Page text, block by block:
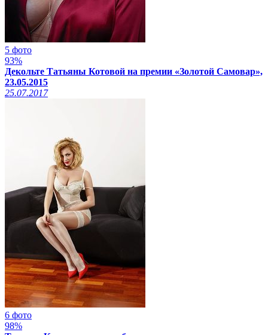
5 фото
93%
Декольте Татьяны Котовой на премии «Золотой Самовар»,
23.05.2015
25.07.2017
6 фото
98%